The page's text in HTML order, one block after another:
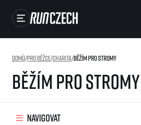
Foto & Video
Běžím pro stromy
Domů/Pro běžce/Charita/Běžím pro stromy
Navigovat